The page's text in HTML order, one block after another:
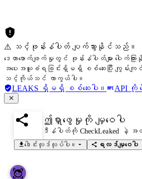
⚠️ သင့်ဖုန်းနံပါတ် ပျက်သွားနိုင်သည်။
ဒေတာဖောက်ဖျက်မှုတွင် ဖုန်းနံပါတ်များ ပေါ
အပေးအယူခံရခြင်းရှိမရှိ စစ်ဆေးပြီး ကျွမ်းကျင်
သင့်ကိုယ်သင် ကာကွယ်ပါ။
LEAKS ရှိမရှိ စစ်ဆေးပါ။ API ကို
ဤရှာဖွေမှုကို မျှဝေပါ
ဒီနံပါတ်ကို CheckLeaked နဲ့ အတ
ဒေါင်းလုဒ်လုပ်ပါ။
ရလဒ်မျှဝေပါ